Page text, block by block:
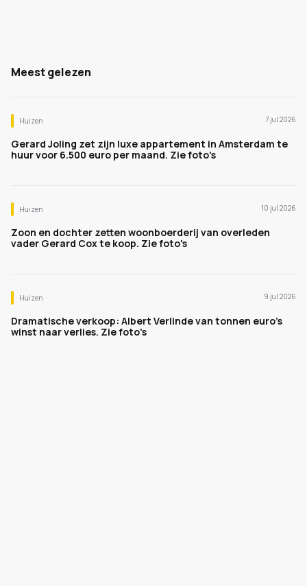
Meest gelezen
Huizen 7 jul 2026
Gerard Joling zet zijn luxe appartement in Amsterdam te
huur voor 6.500 euro per maand. Zie foto's
Huizen 10 jul 2026
Zoon en dochter zetten woonboerderij van overleden
vader Gerard Cox te koop. Zie foto's
Huizen 9 jul 2026
Dramatische verkoop: Albert Verlinde van tonnen euro's
winst naar verlies. Zie foto's